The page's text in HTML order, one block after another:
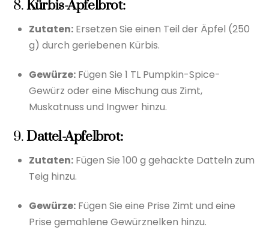
8.Kürbis-Apfelbrot:
Zutaten: Ersetzen Sie einen Teil der Äpfel (250
g) durch geriebenen Kürbis.
Gewürze: Fügen Sie 1 TL Pumpkin-Spice-
Gewürz oder eine Mischung aus Zimt,
Muskatnuss und Ingwer hinzu.
9.Dattel-Apfelbrot:
Zutaten: Fügen Sie 100 g gehackte Datteln zum
Teig hinzu.
Gewürze: Fügen Sie eine Prise Zimt und eine
Prise gemahlene Gewürznelken hinzu.